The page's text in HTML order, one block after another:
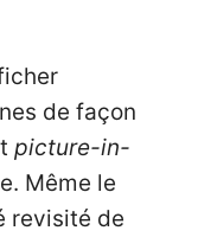
de façon
picture-in-
Même le
revisité de